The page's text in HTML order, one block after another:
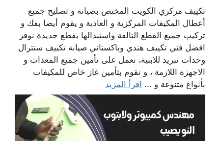
تكييف مركزي الكويت المختص بصيانة و تصليح جميع
أعطال المكيفات المركزية و العادية و يقوم أيضا بفك و
تركيب جميع القطع التالفة واستبدالها بقطع جديدة نوفر
افضل فني تكييف هندي وباكستاني صيانة تكييف سنترال
وحدات تبريد للابنية، نعمل على تأمين جميع المعدات و
الاجهزة اللازمة ، و نقوم بتأمين غاز خاص للمكيفات
بأنواع متنوعة و ... اقرأ المزيد